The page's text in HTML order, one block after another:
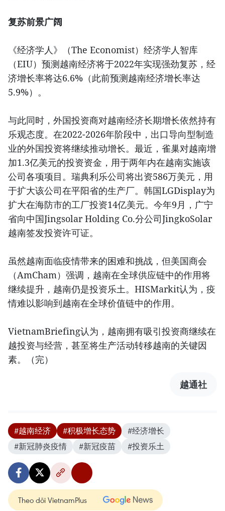
复苏前景广阔
《经济学人》（The Economist）经济学人智库
（EIU）预测越南经济将于2022年实现强劲复苏，经
济增长率将达6.6%（此前预测越南经济增长率达
5.9%）。
与此同时，外国投资商对越南经济长期增长依然持有
乐观态度。在2022-2026年阶段中，出口导向型制造
业的外国投资将继续推动增长。最近，雀巢对越南增
加1.3亿美元的投资资金，用于两年内在越南实施该
公司各项项目。瑞典利乐公司将出资586万美元，用
于扩大该公司在平阳省的生产厂。韩国LGDisplay为
扩大在海防市的工厂投资14亿美元。今年9月，广宁
省向中国Jingsolar Holding Co.分公司JingkoSolar
越南签发投资许可证。
虽然越南面临疫情带来的困难和挑战，但美国商会
（AmCham）强调，越南在全球供应链中的作用将
继续提升，越南仍是投资乐土。HISMarkit认为，疫
情难以影响到越南在全球价值链中的作用。
VietnamBriefing认为，越南拥有吸引投资商继续在
越投资与经营，甚至将生产活动转移越南的关键因
素。（完）
越通社
#越南经济 #积极增长态势
#经济增长
#新冠肺炎疫情
#新冠疫苗 #投资乐土
Theo dõi VietnamPlus